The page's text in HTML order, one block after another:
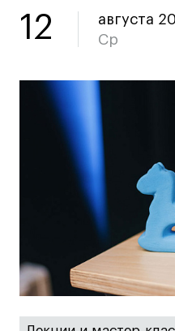
Для прессы
Ресурсы
Связи с индустрией
Вакансии
Контакты
Поступающим
Условия поступления
Стоимость обучения
Иностранным
График учебного года
Вопросы и ответы
12
августа
Ср